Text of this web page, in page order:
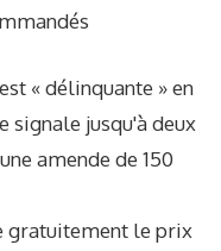
« délinquante » en
signale jusqu'à deux
amende de 150
gratuitement le prix